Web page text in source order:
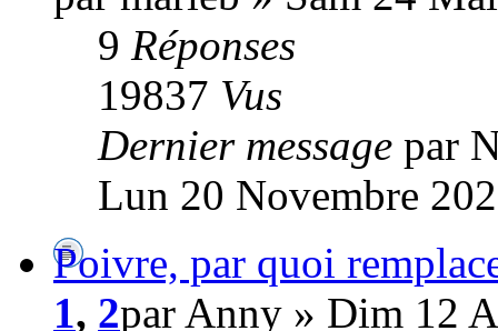
9 Réponses
19837 Vus
Dernier message par
Lun 20 Novembre
Poivre, par quoi
1, 2par Anny » Dim 12